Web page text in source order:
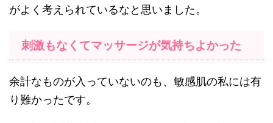
がよく考えられているなと思いました。
刺激もなくてマッサージが気持ちよかった
余計なものが入っていないのも、敏感肌の私には有
り難かったです。